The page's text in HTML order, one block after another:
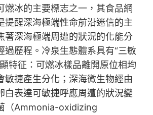
燃冰的主要標志之一，其食品網
提醒深海極端性命前沿迷信的主
著深海極端周遭的狀況的化能分
過歷程。冷泉生態體系具有“三敏
特征：可燃冰樣品離開原位相均
敏捷產生分化；深海微生物經由
白表達可敏捷呼應周遭的狀況變
（Ammonia-oxidizing